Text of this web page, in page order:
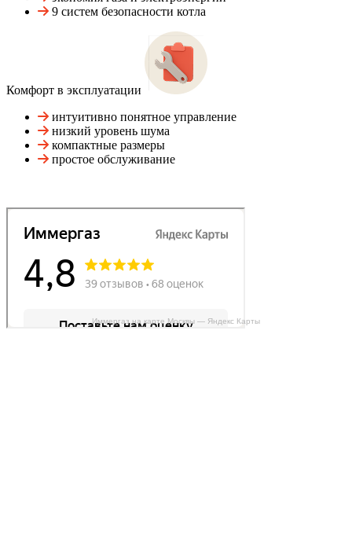
9 систем безопасности котла
Комфорт в эксплуатации
интуитивно понятное управление
низкий уровень шума
компактные размеры
простое обслуживание
Иммергаз на карте Москвы — Яндекс Карты